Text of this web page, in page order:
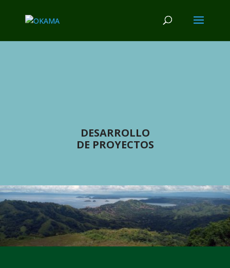
DESARROLLO
DE PROYECTOS